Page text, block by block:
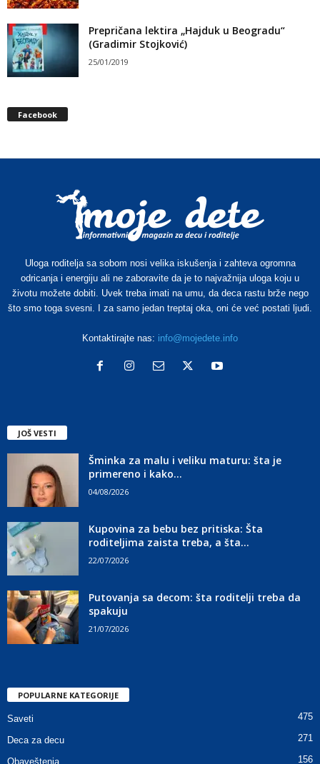
Prepričana lektira „Hajduk u Beogradu“
(Gradimir Stojković)
25/01/2019
Facebook
Uloga roditelja sa sobom nosi velika iskušenja i zahteva ogromna
odricanja i energiju ali ne zaboravite da je to najvažnija uloga koju u
životu možete dobiti. Uvek treba imati na umu, da deca rastu brže nego
što smo toga svesni. I za samo jedan treptaj oka, oni će već postati ljudi.
Kontaktirajte nas: info@mojedete.info
JOŠ VESTI
Šminka za malu i veliku maturu: šta je
primereno i kako...
04/08/2026
Kupovina za bebu bez pritiska: Šta
roditeljima zaista treba, a šta...
22/07/2026
Putovanja sa decom: šta roditelji treba da
spakuju
21/07/2026
POPULARNE KATEGORIJE
Saveti 475
Deca za decu 271
Obaveštenja 156